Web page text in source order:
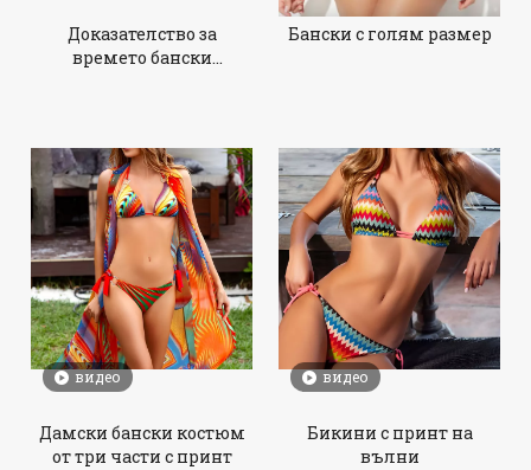
Доказателство за
времето бански
Бански с голям размер
видео
Дамски бански костюм
от три части с принт
видео
Бикини с принт на
вълни